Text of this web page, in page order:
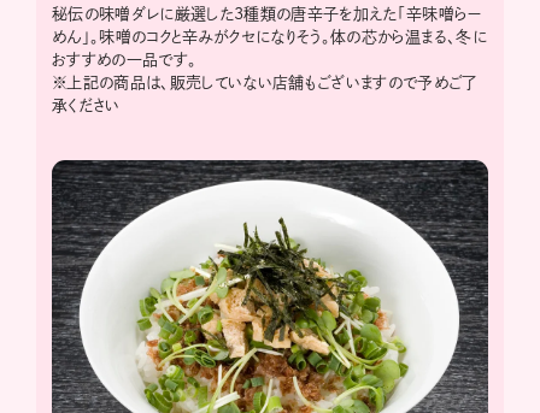
秘伝の味噌ダレに厳選した3種類の唐辛子を加えた「辛味噌らー
めん」。味噌のコクと辛みがクセになりそう。体の芯から温まる、冬に
おすすめの一品です。
※上記の商品は、販売していない店舗もございますので予めご了
承ください